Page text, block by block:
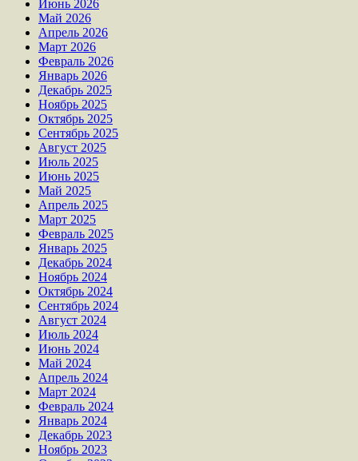
Июнь 2026
Май 2026
Апрель 2026
Март 2026
Февраль 2026
Январь 2026
Декабрь 2025
Ноябрь 2025
Октябрь 2025
Сентябрь 2025
Август 2025
Июль 2025
Июнь 2025
Май 2025
Апрель 2025
Март 2025
Февраль 2025
Январь 2025
Декабрь 2024
Ноябрь 2024
Октябрь 2024
Сентябрь 2024
Август 2024
Июль 2024
Июнь 2024
Май 2024
Апрель 2024
Март 2024
Февраль 2024
Январь 2024
Декабрь 2023
Ноябрь 2023